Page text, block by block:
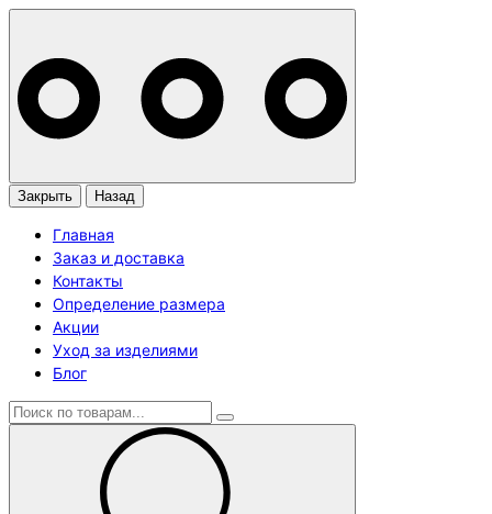
Закрыть Назад
Главная
Заказ и доставка
Контакты
Определение размера
Акции
Уход за изделиями
Блог